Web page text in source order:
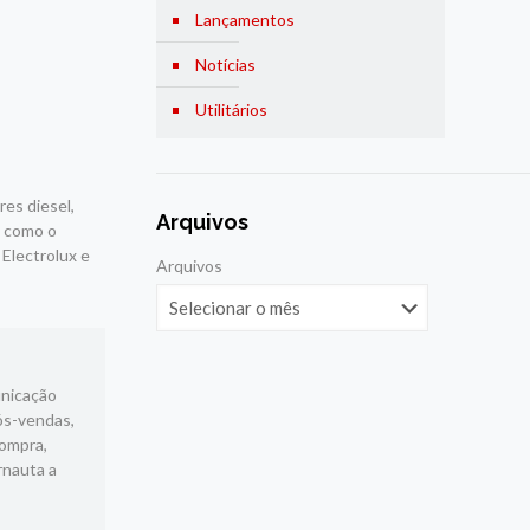
diesel,
o
e
vendas,
a
Lançamentos
Notícias
Utilitários
Arquivos
Arquivos